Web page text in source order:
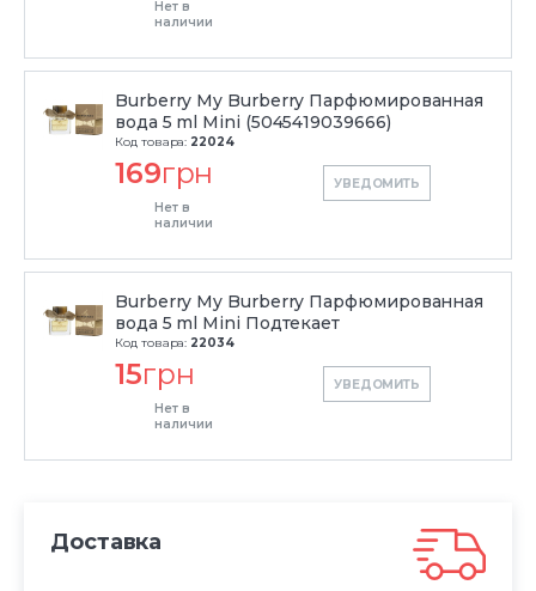
Нет в
наличии
Burberry My Burberry Парфюмированная
вода 5 ml Mini (5045419039666)
Код товара: 22024
169грн
Нет в
наличии
УВЕДОМИТЬ
Burberry My Burberry Парфюмированная
вода 5 ml Mini Подтекает
Код товара: 22034
15грн
Нет в
наличии
УВЕДОМИТЬ
Доставка